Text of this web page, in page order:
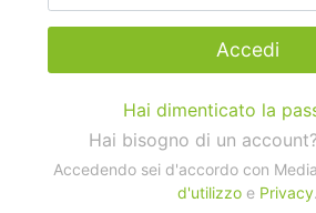
Accedi
Hai dimenticato la
Hai bisogno di un account?
Accedendo sei d'accordo con
d'utilizzo e Privacy.